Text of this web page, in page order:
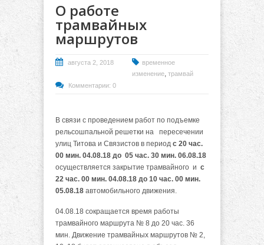
О работе
трамвайных
маршрутов
августа 2, 2018
временное
изменение, трамвай
Комментарии: 0
В связи с проведением работ по подъемке
рельсошпальной решетки на пересечении
улиц Титова и Связистов в период с 20 час.
00 мин. 04.08.18 до 05 час. 30 мин. 06.08.18
осуществляется закрытие трамвайного и с
22 час. 00 мин. 04.08.18 до 10 час. 00 мин.
05.08.18 автомобильного движения.
04.08.18 сокращается время работы
трамвайного маршрута № 8 до 20 час. 36
мин. Движение трамвайных маршрутов № 2,